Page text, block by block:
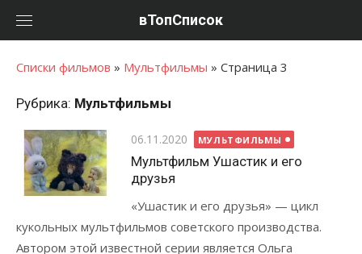
вТопСписок
Списки фильмов » Мультфильмы » Страница 3
Рубрика: Мультфильмы
Posted
on
06.11.2020 МУЛЬТФИЛЬМЫ
Мультфильм Ушастик и его
друзья
«Ушастик и его друзья» — цикл
кукольных мультфильмов советского производства.
Автором этой известной серии является Ольга